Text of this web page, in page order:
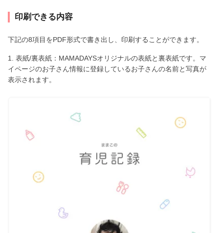
印刷できる内容
下記の8項目をPDF形式で書き出し、印刷することができます。
1. 表紙/裏表紙：MAMADAYSオリジナルの表紙と裏表紙です。マ
イページのお子さん情報に登録しているお子さんの名前と写真が
表示されます。